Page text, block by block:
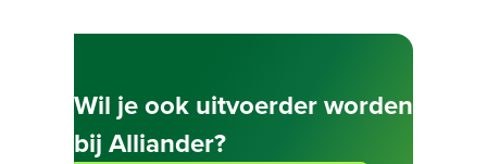
Wil je ook uitvoerder worden
bij Alliander?